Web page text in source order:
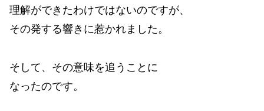
理解ができたわけではないのですが、
その発する響きに惹かれました。
そして、その意味を追うことに
なったのです。